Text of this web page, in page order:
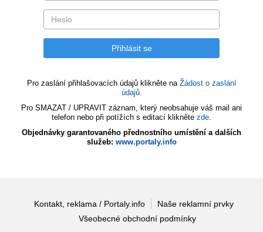
Pro zaslání přihlašovacích údajů klikněte na Žádost o zaslání
údajů.
Pro SMAZAT / UPRAVIT záznam, který neobsahuje váš mail ani
telefon nebo při potížích s editací klikněte zde.
Objednávky garantovaného přednostního umístění a dalších
služeb: www.portaly.info
Kontakt, reklama / Portaly.info
Naše reklamní prvky
Všeobecné obchodní podmínky